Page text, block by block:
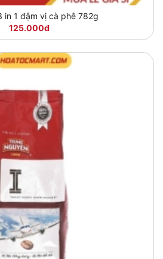
in 1 đậm vị cà phê 782g
125.000đ